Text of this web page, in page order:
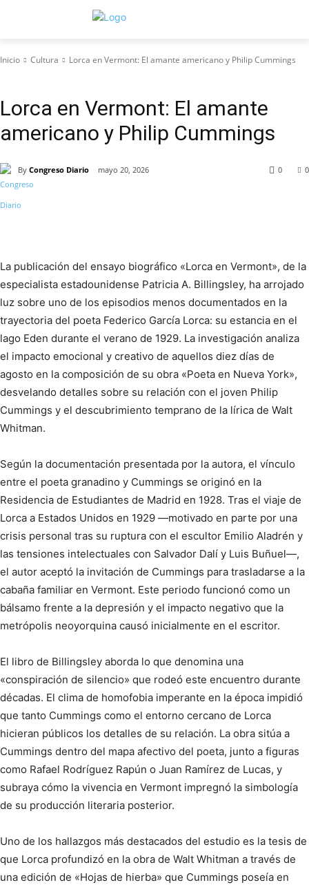
Inicio Cultura Lorca en Vermont: El amante americano y Philip Cummings
Lorca en Vermont: El amante
americano y Philip Cummings
By Congreso Diario mayo 20, 2026 0
0
La publicación del ensayo biográfico «Lorca en Vermont», de la
especialista estadounidense Patricia A. Billingsley, ha arrojado
luz sobre uno de los episodios menos documentados en la
trayectoria del poeta Federico García Lorca: su estancia en el
lago Eden durante el verano de 1929. La investigación analiza
el impacto emocional y creativo de aquellos diez días de
agosto en la composición de su obra «Poeta en Nueva York»,
desvelando detalles sobre su relación con el joven Philip
Cummings y el descubrimiento temprano de la lírica de Walt
Whitman.
Según la documentación presentada por la autora, el vínculo
entre el poeta granadino y Cummings se originó en la
Residencia de Estudiantes de Madrid en 1928. Tras el viaje de
Lorca a Estados Unidos en 1929 —motivado en parte por una
crisis personal tras su ruptura con el escultor Emilio Aladrén y
las tensiones intelectuales con Salvador Dalí y Luis Buñuel—,
el autor aceptó la invitación de Cummings para trasladarse a la
cabaña familiar en Vermont. Este periodo funcionó como un
bálsamo frente a la depresión y el impacto negativo que la
metrópolis neoyorquina causó inicialmente en el escritor.
El libro de Billingsley aborda lo que denomina una
«conspiración de silencio» que rodeó este encuentro durante
décadas. El clima de homofobia imperante en la época impidió
que tanto Cummings como el entorno cercano de Lorca
hicieran públicos los detalles de su relación. La obra sitúa a
Cummings dentro del mapa afectivo del poeta, junto a figuras
como Rafael Rodríguez Rapún o Juan Ramírez de Lucas, y
subraya cómo la vivencia en Vermont impregnó la simbología
de su producción literaria posterior.
Uno de los hallazgos más destacados del estudio es la tesis de
que Lorca profundizó en la obra de Walt Whitman a través de
una edición de «Hojas de hierba» que Cummings poseía en